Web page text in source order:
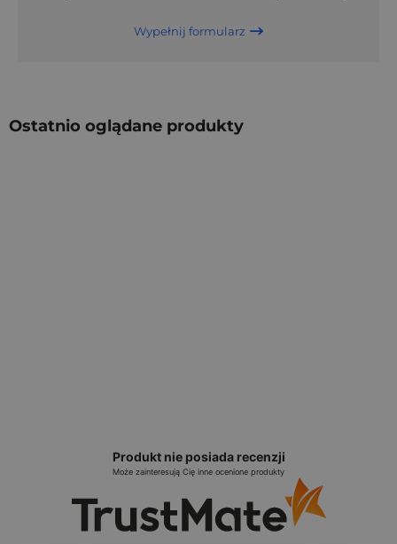
Wypełnij formularz
Ostatnio oglądane produkty
Produkt nie posiada recenzji
Może zainteresują Cię inne ocenione produkty